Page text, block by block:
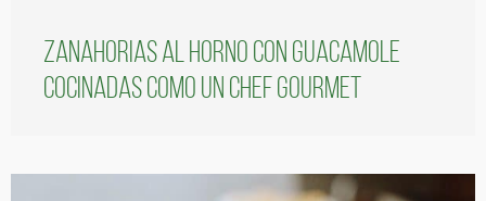
Zanahorias al horno con guacamole
cocinadas como un chef gourmet